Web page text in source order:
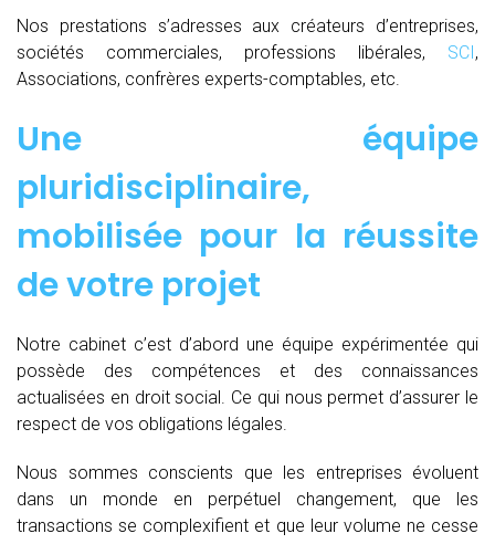
Nos prestations s’adresses aux créateurs d’entreprises,
sociétés commerciales, professions libérales, SCI,
Associations, confrères experts-comptables, etc.
Une équipe
pluridisciplinaire,
mobilisée pour la réussite
de votre projet
Notre cabinet c’est d’abord une équipe expérimentée qui
possède des compétences et des connaissances
actualisées en droit social. Ce qui nous permet d’assurer le
respect de vos obligations légales.
Nous sommes conscients que les entreprises évoluent
dans un monde en perpétuel changement, que les
transactions se complexifient et que leur volume ne cesse